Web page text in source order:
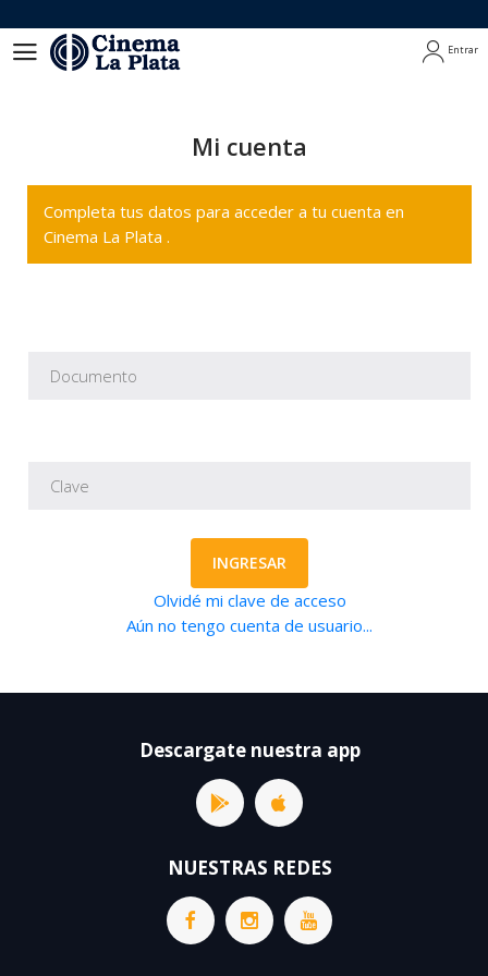
Entrar
Mi cuenta
Completa tus datos para acceder a tu cuenta en
Cinema La Plata .
INGRESAR
Olvidé mi clave de acceso
Aún no tengo cuenta de usuario...
Descargate nuestra app
NUESTRAS REDES